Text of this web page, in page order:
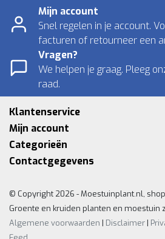
Mijn account
Snel regelen in je account.
facturen of retourneer een
Vragen?
We helpen je graag. Pleeg
raad.
Klantenservice
Mijn account
Categorieën
Contactgegevens
© Copyright 2026 - Moestuinplant.nl,
Groente en kruiden planten en moestuin
Algemene voorwaarden | Disclaimer |